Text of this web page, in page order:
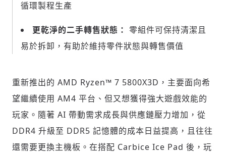
歡迎您加入《旭時報》
驗證
循環製程生產
更乾淨的二手轉售狀態： 零組件可保持清潔且
易於拆卸，有助於維持零件狀態與轉售價值
重新推出的 AMD Ryzen™ 7 5800X3D，主要面向希
望繼續使用 AM4 平台、但又想獲得強大遊戲效能的
玩家。隨著 AI 帶動需求成長與供應鏈壓力增加，從
DDR4 升級至 DDR5 記憶體的成本日益提高，且往往
還需要更換主機板。在搭配 Carbice Ice Pad 後，玩